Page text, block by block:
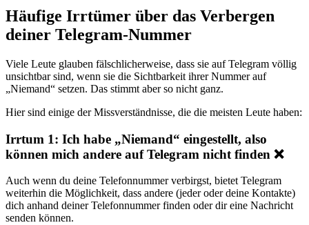
Häufige Irrtümer über das Verbergen
deiner Telegram-Nummer
Viele Leute glauben fälschlicherweise, dass sie auf Telegram völlig
unsichtbar sind, wenn sie die Sichtbarkeit ihrer Nummer auf
„Niemand“ setzen. Das stimmt aber so nicht ganz.
Hier sind einige der Missverständnisse, die die meisten Leute haben:
Irrtum 1: Ich habe „Niemand“ eingestellt, also
können mich andere auf Telegram nicht finden ❌
Auch wenn du deine Telefonnummer verbirgst, bietet Telegram
weiterhin die Möglichkeit, dass andere (jeder oder deine Kontakte)
dich anhand deiner Telefonnummer finden oder dir eine Nachricht
senden können.